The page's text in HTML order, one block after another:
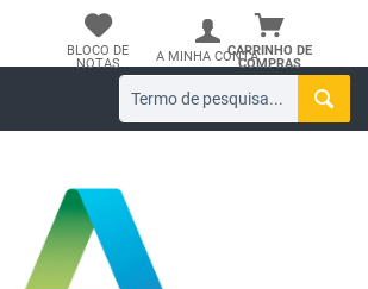
CARRINHO DE
COMPRAS
BLOCO DE
NOTAS
A MINHA CONTA